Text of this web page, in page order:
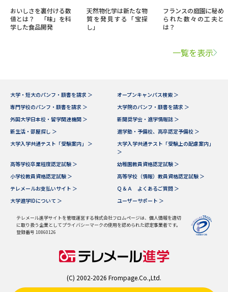
おいしさを裏付ける数
値とは？ 「味」を科
学した食品開発
天然物化学は新たな物
質を発見する「宝探
し」
フランスの庭園に秘め
られた数々の工夫と
は？
一覧を表示
大学・短大のパンフ・願書を請求 ＞
オープンキャンパス検索 ＞
専門学校のパンフ・願書を請求 ＞
大学院のパンフ・願書を請求 ＞
外国大学日本校・留学関連機関 ＞
新聞奨学会・進学情報誌 ＞
新生活・部屋探し ＞
進学塾・予備校、高卒認定予備校 ＞
大学入学共通テスト「受験案内」 ＞
大学入学共通テスト「受験上の配慮案内」
＞
高等学校卒業程度認定試験 ＞
幼稚園教員資格認定試験 ＞
小学校教員資格認定試験 ＞
高等学校（情報）教員資格認定試験 ＞
テレメールお支払いサイト ＞
Ｑ＆Ａ よくあるご質問 ＞
大学進学IDについて ＞
ユーザーサポート ＞
テレメール進学サイトを管理運営する株式会社フロムページは、個人情報を適切
に取り扱う企業としてプライバシーマークの使用を認められた認定事業者です。
登録番号 10860126
(C) 2002-2026 Frompage.Co.,Ltd.